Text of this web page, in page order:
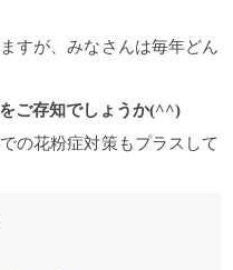
すが、みなさんは毎年どん
ご存知でしょうか(^^)
の花粉症対策もプラスして